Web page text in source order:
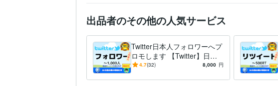
出品者のその他の人気サービス
Twitter日本人フォロワーへプ
ロモします 【Twitter】日本
人フォロワー+100人になる
4.7(32) 8,000 円